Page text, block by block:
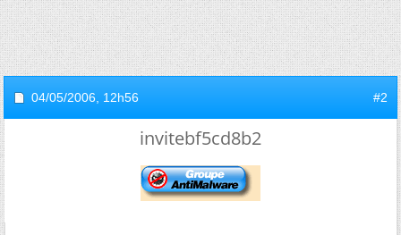
04/05/2006, 12h56 #2
invitebf5cd8b2